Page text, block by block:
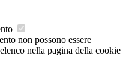
non possono essere
nella pagina della cookie